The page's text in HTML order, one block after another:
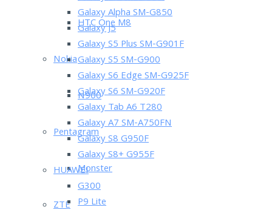
HTC One M8
Nokia
N900
Pentagram
Monster
ZTE
Galaxy Alpha SM-G850
Galaxy J5
Galaxy S5 Plus SM-G901F
Galaxy S5 SM-G900
Galaxy S6 Edge SM-G925F
Galaxy S6 SM-G920F
Galaxy Tab A6 T280
Galaxy A7 SM-A750FN
Galaxy S8 G950F
Galaxy S8+ G955F
HUAWEI
G300
P9 Lite